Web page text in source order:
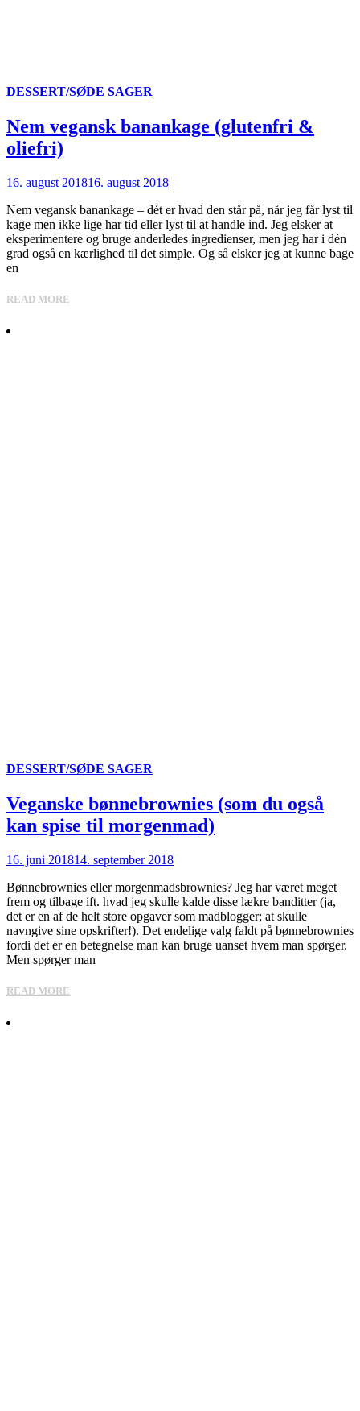
DESSERT/SØDE SAGER
Nem vegansk banankage (glutenfri &
oliefri)
16. august 201816. august 2018
Nem vegansk banankage – dét er hvad den står på, når jeg får lyst til
kage men ikke lige har tid eller lyst til at handle ind. Jeg elsker at
eksperimentere og bruge anderledes ingredienser, men jeg har i dén
grad også en kærlighed til det simple. Og så elsker jeg at kunne bage
en
READ MORE
DESSERT/SØDE SAGER
Veganske bønnebrownies (som du også
kan spise til morgenmad)
16. juni 201814. september 2018
Bønnebrownies eller morgenmadsbrownies? Jeg har været meget
frem og tilbage ift. hvad jeg skulle kalde disse lækre banditter (ja,
det er en af de helt store opgaver som madblogger; at skulle
navngive sine opskrifter!). Det endelige valg faldt på bønnebrownies
fordi det er en betegnelse man kan bruge uanset hvem man spørger.
Men spørger man
READ MORE